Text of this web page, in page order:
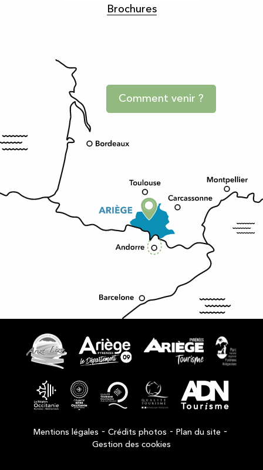
Brochures
Comment venir ?
Mentions légales - Crédits photos - Plan du site -
Gestion des cookies